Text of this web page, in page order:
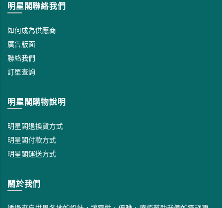
明星閣聯絡我們
如何成為供應商
廣告版面
聯絡我們
訂單查詢
明星閣購物說明
明星閣退換貨方式
明星閣付款方式
明星閣運送方式
關於我們